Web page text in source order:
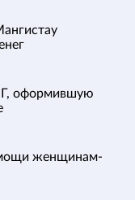
оформившую
женщинам-